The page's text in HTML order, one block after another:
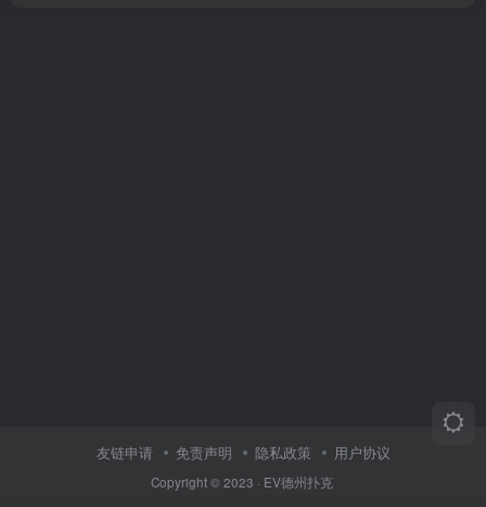
友链申请 免责声明 隐私政策 用户协议
Copyright © 2023 · EV德州扑克